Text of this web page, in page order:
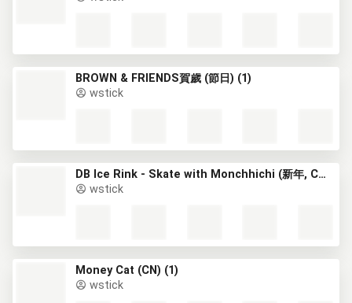
BROWN & FRIENDS賀歲 (節日) (1)
wstick
DB Ice Rink - Skate with Monchhichi (新年, CNY)
wstick
Money Cat (CN) (1)
wstick